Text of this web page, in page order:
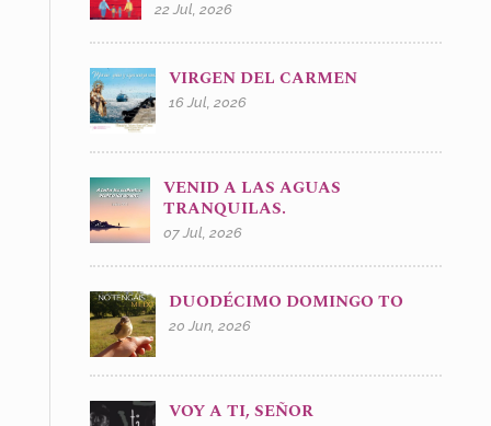
22 Jul, 2026
VIRGEN DEL CARMEN
16 Jul, 2026
VENID A LAS AGUAS
TRANQUILAS.
07 Jul, 2026
DUODÉCIMO DOMINGO TO
20 Jun, 2026
VOY A TI, SEÑOR